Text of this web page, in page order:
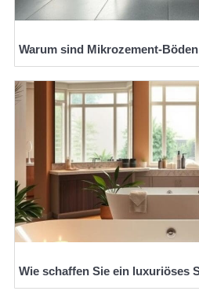
Warum sind Mikrozement-
Wie schaffen Sie ein luxuriöses